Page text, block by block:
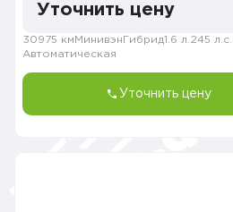
Уточнить цену
30975 км Минивэн Гибрид1.6 л. 245 л.с.
Автоматическая
Уточнить цену